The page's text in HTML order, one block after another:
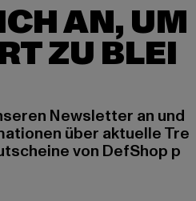
AN, UM
ZU BLEI
Newsletter an und
über aktuelle Tre
von DefShop p